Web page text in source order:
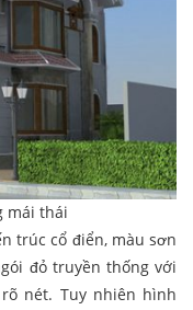
mái thái
trúc cổ điển, màu sơn
đỏ truyền thống với
nét. Tuy nhiên hình